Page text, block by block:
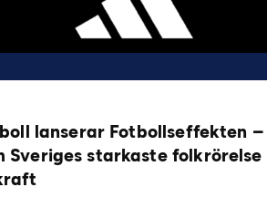
lanserar Fotbollseffekten –
Sveriges starkaste folkrörelse